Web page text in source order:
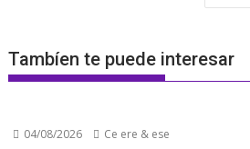
Tambíen te puede interesar
04/08/2026 Ce ere & ese